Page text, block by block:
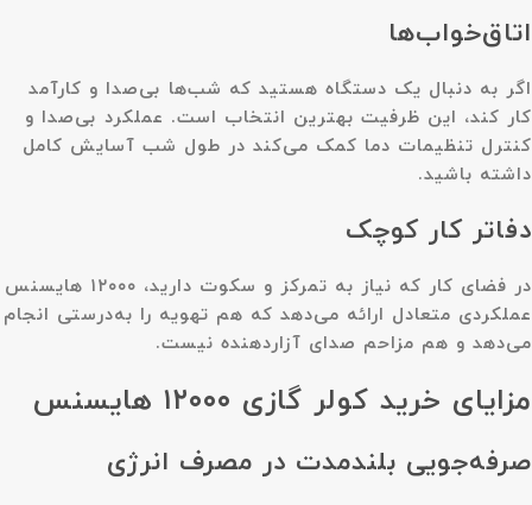
اتاق‌خواب‌ها
اگر به دنبال یک دستگاه هستید که شب‌ها بی‌صدا و کارآمد
کار کند، این ظرفیت بهترین انتخاب است. عملکرد بی‌صدا و
کنترل تنظیمات دما کمک می‌کند در طول شب آسایش کامل
داشته باشید.
دفاتر کار کوچک
در فضای کار که نیاز به تمرکز و سکوت دارید، ۱۲۰۰۰ هایسنس
عملکردی متعادل ارائه می‌دهد که هم تهویه را به‌درستی انجام
می‌دهد و هم مزاحم صدای آزاردهنده نیست.
مزایای خرید کولر گازی ۱۲۰۰۰ هایسنس
صرفه‌جویی بلندمدت در مصرف انرژی